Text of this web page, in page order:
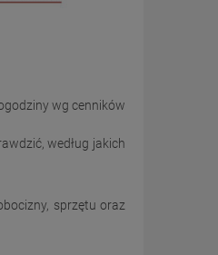
wg cenników
według jakich
sprzętu oraz